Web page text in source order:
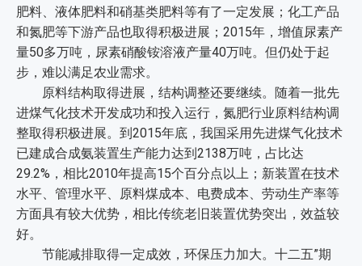
肥料、液体肥料和硝基类肥料等有了一定发展；化工产品
和氮肥等下游产品也取得积极进展；2015年，增值尿素产
量50多万吨，尿素硝酸铵溶液产量40万吨。但仍处于起
步，难以满足农业需求。
原料结构取得进展，结构调整还要继续。随着一批先
进煤气化技术开发成功和投入运行，氮肥行业原料结构调
整取得积极进展。到2015年底，我国采用先进煤气化技术
已建成合成氨装置生产能力达到2138万吨，占比达
29.2%，相比2010年提高15个百分点以上；新装置在技术
水平、管理水平、原料煤成本、电费成本、劳动生产率等
方面具有较大优势，相比传统老旧装置优势突出，效益较
好。
节能减排取得一定成效，环保压力加大。十二五”期